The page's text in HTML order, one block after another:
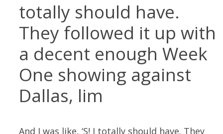
totally should have.
They followed it up with
a decent enough Week
One showing against
Dallas, lim
And I was like, ‘S! I totally should have. They